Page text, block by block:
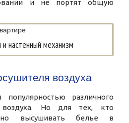
и не портят общую
настенный механизм
воздуха
популярностью различного
воздуха. Но для тех, кто
высушивать белье в